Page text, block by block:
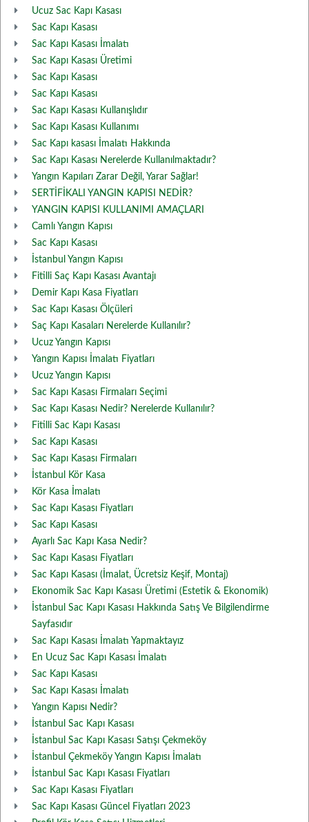
Ucuz Sac Kapı Kasası
Sac Kapı Kasası
Sac Kapı Kasası İmalatı
Sac Kapı Kasası Üretimi
Sac Kapı Kasası
Sac Kapı Kasası
Sac Kapı Kasası Kullanışlıdır
Sac Kapı Kasası Kullanımı
Sac Kapı kasası İmalatı Hakkında
Sac Kapı Kasası Nerelerde Kullanılmaktadır?
Yangın Kapıları Zarar Değil, Yarar Sağlar!
SERTİFİKALI YANGIN KAPISI NEDİR?
YANGIN KAPISI KULLANIMI AMAÇLARI
Camlı Yangın Kapısı
Sac Kapı Kasası
İstanbul Yangın Kapısı
Fitilli Saç Kapı Kasası Avantajı
Demir Kapı Kasa Fiyatları
Sac Kapı Kasası Ölçüleri
Saç Kapı Kasaları Nerelerde Kullanılır?
Ucuz Yangın Kapısı
Yangın Kapısı İmalatı Fiyatları
Ucuz Yangın Kapısı
Sac Kapı Kasası Firmaları Seçimi
Sac Kapı Kasası Nedir? Nerelerde Kullanılır?
Fitilli Sac Kapı Kasası
Sac Kapı Kasası
Sac Kapı Kasası Firmaları
İstanbul Kör Kasa
Kör Kasa İmalatı
Sac Kapı Kasası Fiyatları
Sac Kapı Kasası
Ayarlı Sac Kapı Kasa Nedir?
Sac Kapı Kasası Fiyatları
Sac Kapı Kasası (İmalat, Ücretsiz Keşif, Montaj)
Ekonomik Sac Kapı Kasası Üretimi (Estetik & Ekonomik)
İstanbul Sac Kapı Kasası Hakkında Satış Ve Bilgilendirme
Sayfasıdır
Sac Kapı Kasası İmalatı Yapmaktayız
En Ucuz Sac Kapı Kasası İmalatı
Sac Kapı Kasası
Sac Kapı Kasası İmalatı
Yangın Kapısı Nedir?
İstanbul Sac Kapı Kasası
İstanbul Sac Kapı Kasası Satışı Çekmeköy
İstanbul Çekmeköy Yangın Kapısı İmalatı
İstanbul Sac Kapı Kasası Fiyatları
Sac Kapı Kasası Fiyatları
Sac Kapı Kasası Güncel Fiyatları 2023